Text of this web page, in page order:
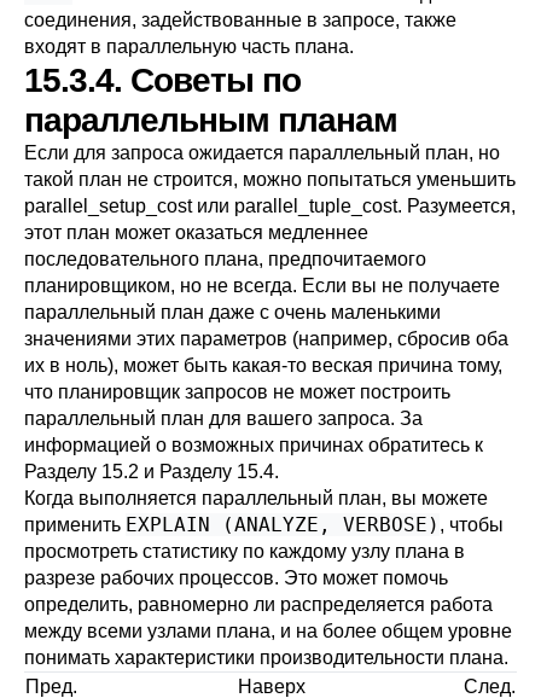
соединения, задействованные в запросе, также
входят в параллельную часть плана.
15.3.4. Советы по
параллельным планам
Если для запроса ожидается параллельный план, но
такой план не строится, можно попытаться уменьшить
parallel_setup_costили parallel_tuple_cost. Разумеется,
этот план может оказаться медленнее
последовательного плана, предпочитаемого
планировщиком, но не всегда. Если вы не получаете
параллельный план даже с очень маленькими
значениями этих параметров (например, сбросив оба
их в ноль), может быть какая-то веская причина тому,
что планировщик запросов не может построить
параллельный план для вашего запроса. За
информацией о возможных причинах обратитесь к
Разделу 15.2 и Разделу 15.4.
Когда выполняется параллельный план, вы можете
применить EXPLAIN (ANALYZE, VERBOSE) , чтобы
просмотреть статистику по каждому узлу плана в
разрезе рабочих процессов. Это может помочь
определить, равномерно ли распределяется работа
между всеми узлами плана, и на более общем уровне
понимать характеристики производительности плана.
Пред.
Наверх
След.